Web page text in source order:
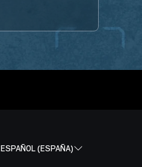
ESPAÑOL (ESPAÑA)